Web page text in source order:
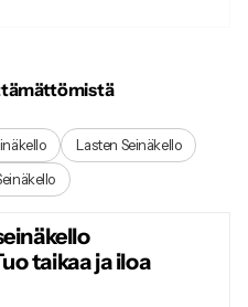
Lasten Seinäkello
taikaa ja iloa